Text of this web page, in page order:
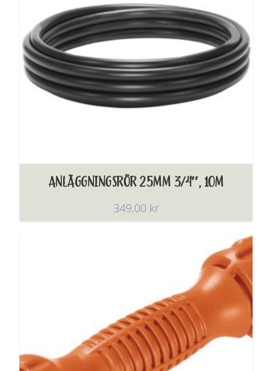
ANLÄGGNINGSRÖR 25MM 3/4″, 10M
349,00 kr